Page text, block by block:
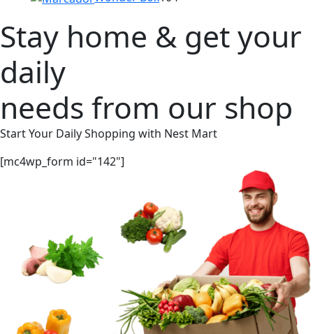
Stay home & get your
daily
needs from our shop
Start Your Daily Shopping with Nest Mart
[mc4wp_form id="142"]